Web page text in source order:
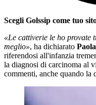
Scegli Golssip come tuo
«Le cattiverie le ho provate
meglio», ha dichiarato
riferendosi all'infanzia
la diagnosi di carcinoma al
commenti, anche quando la